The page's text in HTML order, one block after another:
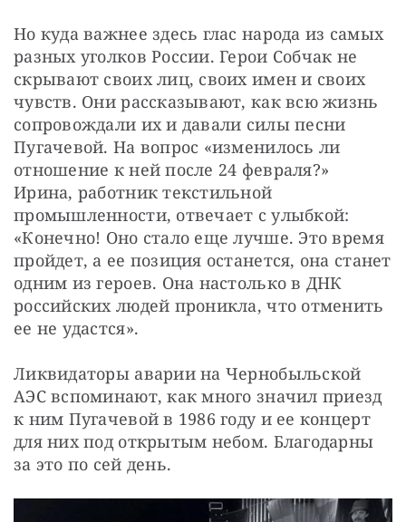
Но куда важнее здесь глас народа из самых
разных уголков России. Герои Собчак не
скрывают своих лиц, своих имен и своих
чувств. Они рассказывают, как всю жизнь
сопровождали их и давали силы песни
Пугачевой. На вопрос «изменилось ли
отношение к ней после 24 февраля?»
Ирина, работник текстильной
промышленности, отвечает с улыбкой:
«Конечно! Оно стало еще лучше. Это время
пройдет, а ее позиция останется, она станет
одним из героев. Она настолько в ДНК
российских людей проникла, что отменить
ее не удастся».
Ликвидаторы аварии на Чернобыльской
АЭС вспоминают, как много значил приезд
к ним Пугачевой в 1986 году и ее концерт
для них под открытым небом. Благодарны
за это по сей день.